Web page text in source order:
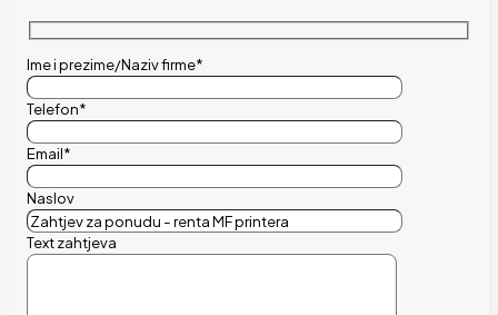
Ime i prezime/Naziv firme*
Telefon*
Email*
Naslov
Text zahtjeva